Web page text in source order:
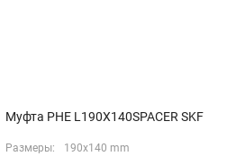
Муфта PHE L190X140SPACER SKF
Размеры: 190x140 mm